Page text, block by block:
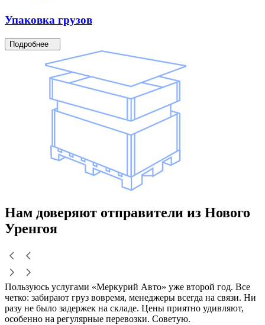
Упаковка грузов
Подробнее
Нам доверяют отправители из Нового
Уренгоя
Пользуюсь услугами «Меркурий Авто» уже второй год. Все
четко: забирают груз вовремя, менеджеры всегда на связи. Ни
разу не было задержек на складе. Цены приятно удивляют,
особенно на регулярные перевозки. Советую.